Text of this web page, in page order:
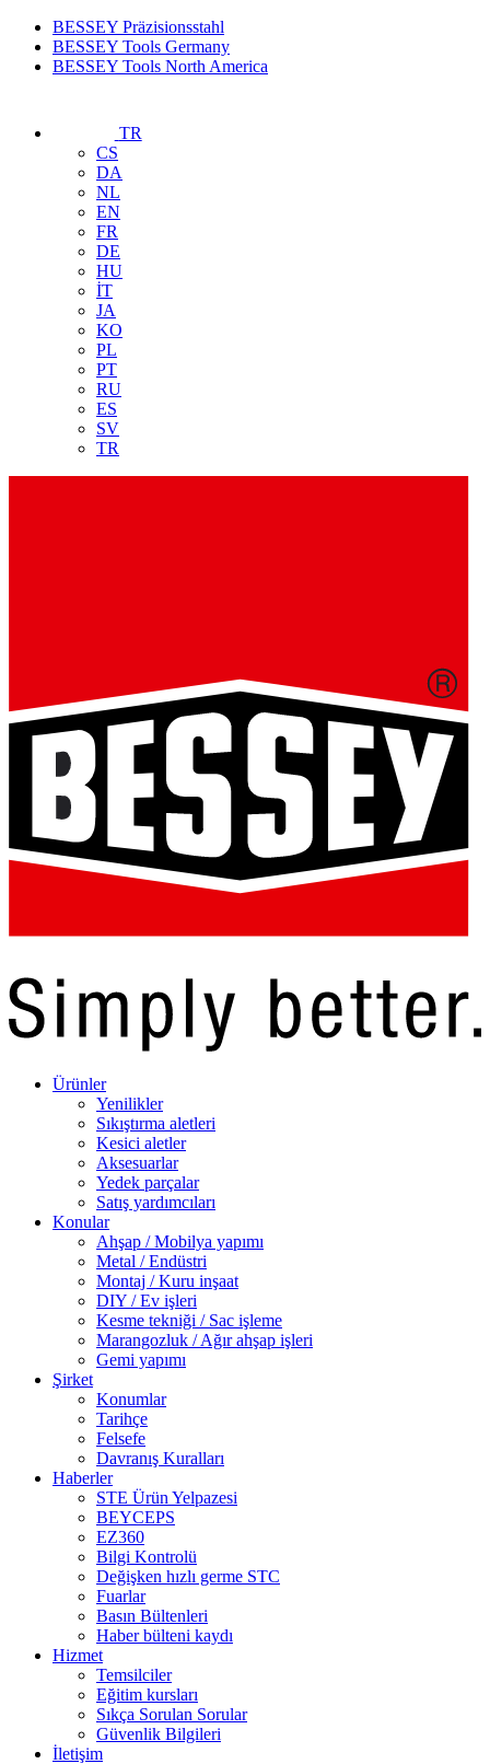
BESSEY Präzisionsstahl
BESSEY Tools Germany
BESSEY Tools North America
TR
CS
DA
NL
EN
FR
DE
HU
İT
JA
KO
PL
PT
RU
ES
SV
TR
Ürünler
Yenilikler
Sıkıştırma aletleri
Kesici aletler
Aksesuarlar
Yedek parçalar
Satış yardımcıları
Konular
Ahşap / Mobilya yapımı
Metal / Endüstri
Montaj / Kuru inşaat
DIY / Ev işleri
Kesme tekniği / Sac işleme
Marangozluk / Ağır ahşap işleri
Gemi yapımı
Şirket
Konumlar
Tarihçe
Felsefe
Davranış Kuralları
Haberler
STE Ürün Yelpazesi
BEYCEPS
EZ360
Bilgi Kontrolü
Değişken hızlı germe STC
Fuarlar
Basın Bültenleri
Haber bülteni kaydı
Hizmet
Temsilciler
Eğitim kursları
Sıkça Sorulan Sorular
Güvenlik Bilgileri
İletişim